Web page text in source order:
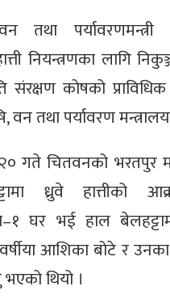
तथा पर्यावरणमन्त्री
नियन्त्रणका लागि
संरक्षण कोषको
वन तथा पर्यावरण
गते चितवनको भरतपुर
ध्रुवे हात्तीको
घर भई हाल
आशिका बोटे र उनका
थियो ।